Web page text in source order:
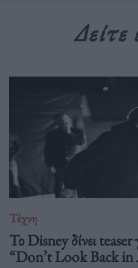
Δείτε
Τέχνη
Το Disney δίνει
“Don’t Look Back in